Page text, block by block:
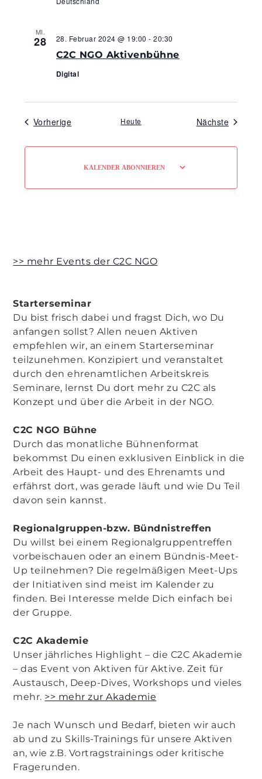
MI.
28
C2C NGO Aktivenbühne
28. Februar 2024 @ 19:00 -20:30
Digital
VorherigeVeranstaltungen
Heute Nächste
KALENDER ABONNIEREN
>> mehr Events der C2C NGO
Starterseminar
Du bist frisch dabei und fragst Dich, wo Du
anfangen sollst? Allen neuen Aktiven
empfehlen wir, an einem Starterseminar
teilzunehmen. Konzipiert und veranstaltet
durch den ehrenamtlichen Arbeitskreis
Seminare, lernst Du dort mehr zu C2C als
Konzept und über die Arbeit in der NGO.
C2C NGO Bühne
Durch das monatliche Bühnenformat
bekommst Du einen exklusiven Einblick in die
Arbeit des Haupt- und des Ehrenamts und
erfährst dort, was gerade läuft und wie Du Teil
davon sein kannst.
Regionalgruppen-bzw. Bündnistreffen
Du willst bei einem Regionalgruppentreffen
vorbeischauen oder an einem Bündnis-Meet-
Up teilnehmen? Die regelmäßigen Meet-Ups
der Initiativen sind meist im Kalender zu
finden. Bei Interesse melde Dich einfach bei
der Gruppe.
C2C Akademie
Unser jährliches Highlight – die C2C Akademie
– das Event von Aktiven für Aktive. Zeit für
Austausch, Deep-Dives, Workshops und vieles
mehr. >> mehr zur Akademie
Je nach Wunsch und Bedarf, bieten wir auch
ab und zu Skills-Trainings für unsere Aktiven
an, wie z.B. Vortragstrainings oder kritische
Fragerunden.